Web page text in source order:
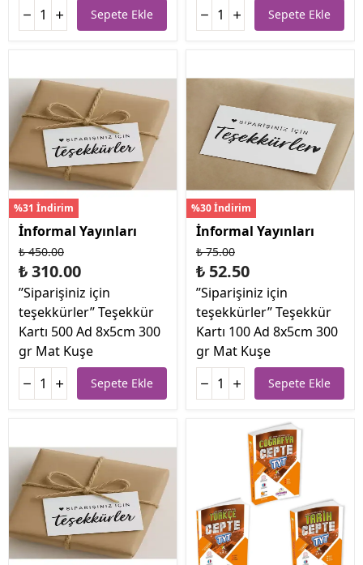
Sepete Ekle Sepete Ekle
%31 İndirim
İnformal Yayınları
₺ 450.00
₺ 310.00
’’Siparişiniz için
teşekkürler’’ Teşekkür
Kartı 500 Ad 8x5cm 300
gr Mat Kuşe
Sepete Ekle
%30 İndirim
İnformal Yayınları
₺ 75.00
₺ 52.50
’’Siparişiniz için
teşekkürler’’ Teşekkür
Kartı 100 Ad 8x5cm 300
gr Mat Kuşe
Sepete Ekle